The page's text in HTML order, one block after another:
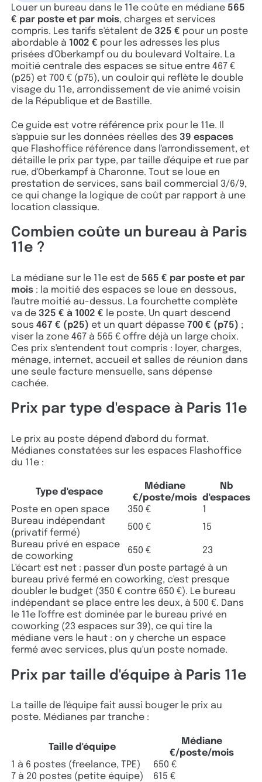
Louer un bureau dans le 11e coûte en médiane 565
€ par poste et par mois, charges et services
compris. Les tarifs s'étalent de 325 € pour un poste
abordable à 1002 € pour les adresses les plus
prisées d'Oberkampf ou du boulevard Voltaire. La
moitié centrale des espaces se situe entre 467 €
(p25) et 700 € (p75), un couloir qui reflète le double
visage du 11e, arrondissement de vie animé voisin
de la République et de Bastille.
Ce guide est votre référence prix pour le 11e. Il
s'appuie sur les données réelles des 39 espaces
que Flashoffice référence dans l'arrondissement, et
détaille le prix par type, par taille d'équipe et rue par
rue, d'Oberkampf à Charonne. Tout se loue en
prestation de services, sans bail commercial 3/6/9,
ce qui change la logique de coût par rapport à une
location classique.
Combien coûte un bureau à Paris
11e ?
La médiane sur le 11e est de 565 € par poste et par
mois : la moitié des espaces se loue en dessous,
l'autre moitié au-dessus. La fourchette complète
va de 325 € à 1002 € le poste. Un quart descend
sous467 € (p25) et un quart dépasse700 € (p75) ;
viser la zone 467 à 565 € offre déjà un large choix.
Ces prix s'entendent tout compris : loyer, charges,
ménage, internet, accueil et salles de réunion dans
une seule facture mensuelle, sans dépense
cachée.
Prix par type d'espace à Paris 11e
Le prix au poste dépend d'abord du format.
Médianes constatées sur les espaces Flashoffice
du 11e :
Type d'espace
Médiane
€/poste/mois
Nb
d'espaces
Poste en open space
350 €
1
Bureau indépendant
(privatif fermé)
500 €
15
Bureau privé en espace
de coworking
650 €
23
L'écart est net : passer d'un poste partagé à un
bureau privé fermé en coworking, c'est presque
doubler le budget (350 € contre 650 €). Le bureau
indépendant se place entre les deux, à 500 €. Dans
le 11e l'offre est dominée par le bureau privé en
coworking (23 espaces sur 39), ce qui tire la
médiane vers le haut : on y cherche un espace
fermé avec services, plus qu'un poste nomade.
Prix par taille d'équipe à Paris 11e
La taille de l'équipe fait aussi bouger le prix au
poste. Médianes par tranche :
Taille d'équipe
Médiane
€/poste/mois
1 à 6 postes (freelance, TPE)
650 €
7 à 20 postes (petite équipe)
615 €